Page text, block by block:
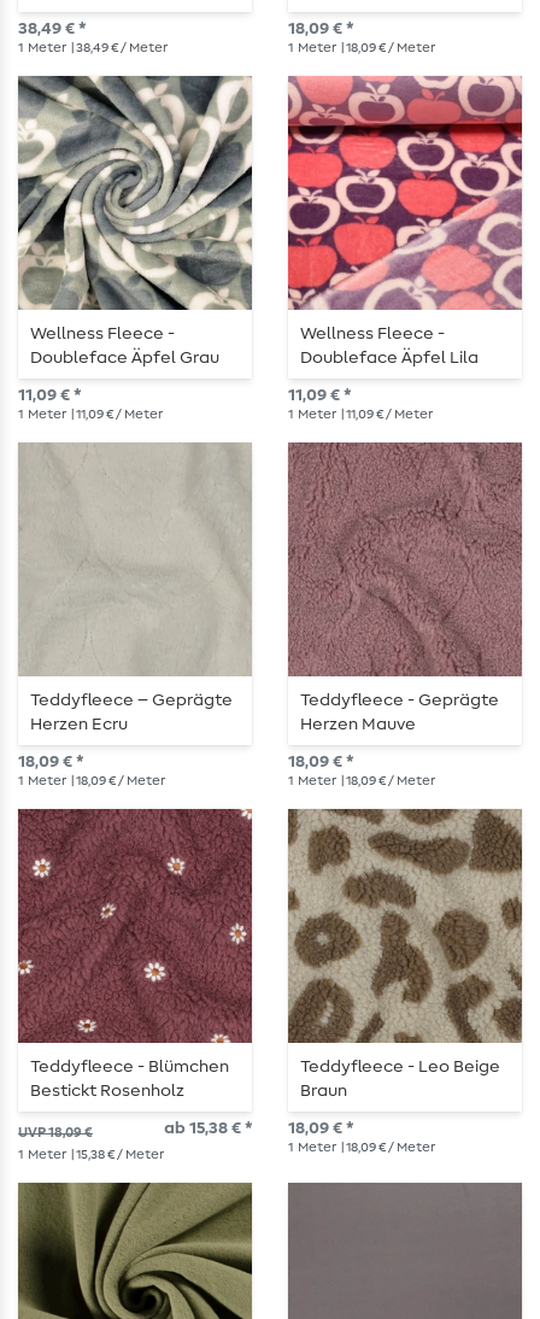
38,49 € *
1 Meter | 38,49 € / Meter
Orange
18,09 € *
1 Meter | 18,09 € / Meter
Wellness Fleece -
Doubleface Äpfel Grau
11,09 € *
1 Meter | 11,09 € / Meter
Wellness Fleece -
Doubleface Äpfel Lila
11,09 € *
1 Meter | 11,09 € / Meter
Teddyfleece – Geprägte
Herzen Ecru
18,09 € *
1 Meter | 18,09 € / Meter
Teddyfleece - Geprägte
Herzen Mauve
18,09 € *
1 Meter | 18,09 € / Meter
Teddyfleece - Blümchen
Bestickt Rosenholz
UVP 18,09 € ab 15,38 € *
1 Meter | 15,38 € / Meter
Teddyfleece - Leo Beige
Braun
18,09 € *
1 Meter | 18,09 € / Meter